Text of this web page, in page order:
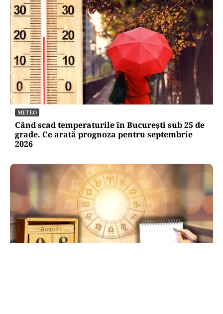
METEO
Când scad temperaturile în București sub 25 de
grade. Ce arată prognoza pentru septembrie
2026